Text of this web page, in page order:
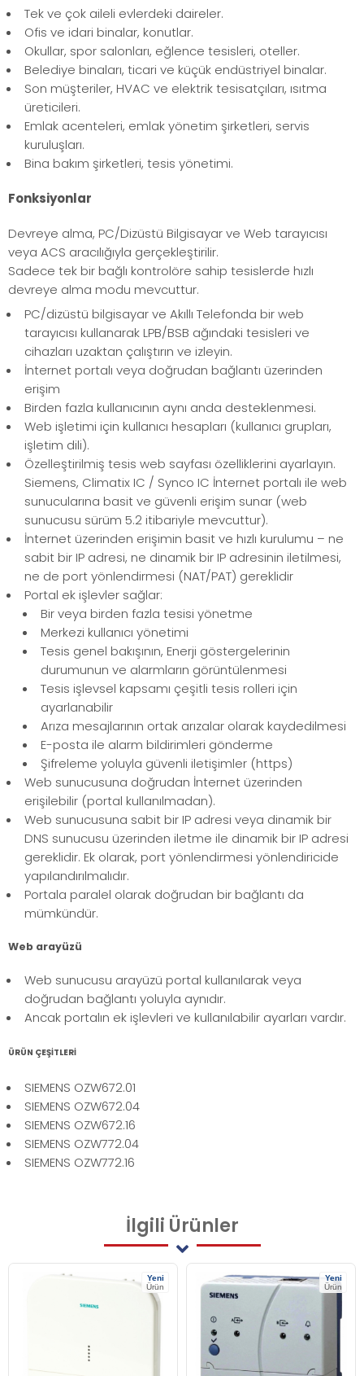
Tek ve çok aileli evlerdeki daireler.
Ofis ve idari binalar, konutlar.
Okullar, spor salonları, eğlence tesisleri, oteller.
Belediye binaları, ticari ve küçük endüstriyel binalar.
Son müşteriler, HVAC ve elektrik tesisatçıları, ısıtma
üreticileri.
Emlak acenteleri, emlak yönetim şirketleri, servis
kuruluşları.
Bina bakım şirketleri, tesis yönetimi.
Fonksiyonlar
Devreye alma, PC/Dizüstü Bilgisayar ve Web tarayıcısı
veya ACS aracılığıyla gerçekleştirilir.
Sadece tek bir bağlı kontrolöre sahip tesislerde hızlı
devreye alma modu mevcuttur.
PC/dizüstü bilgisayar ve Akıllı Telefonda bir web
tarayıcısı kullanarak LPB/BSB ağındaki tesisleri ve
cihazları uzaktan çalıştırın ve izleyin.
İnternet portalı veya doğrudan bağlantı üzerinden
erişim
Birden fazla kullanıcının aynı anda desteklenmesi.
Web işletimi için kullanıcı hesapları (kullanıcı grupları,
işletim dili).
Özelleştirilmiş tesis web sayfası özelliklerini ayarlayın.
Siemens, Climatix IC / Synco IC İnternet portalı ile web
sunucularına basit ve güvenli erişim sunar (web
sunucusu sürüm 5.2 itibariyle mevcuttur).
İnternet üzerinden erişimin basit ve hızlı kurulumu – ne
sabit bir IP adresi, ne dinamik bir IP adresinin iletilmesi,
ne de port yönlendirmesi (NAT/PAT) gereklidir
Portal ek işlevler sağlar:
Bir veya birden fazla tesisi yönetme
Merkezi kullanıcı yönetimi
Tesis genel bakışının, Enerji göstergelerinin
durumunun ve alarmların görüntülenmesi
Tesis işlevsel kapsamı çeşitli tesis rolleri için
ayarlanabilir
Arıza mesajlarının ortak arızalar olarak kaydedilmesi
E-posta ile alarm bildirimleri gönderme
Şifreleme yoluyla güvenli iletişimler (https)
Web sunucusuna doğrudan İnternet üzerinden
erişilebilir (portal kullanılmadan).
Web sunucusuna sabit bir IP adresi veya dinamik bir
DNS sunucusu üzerinden iletme ile dinamik bir IP adresi
gereklidir. Ek olarak, port yönlendirmesi yönlendiricide
yapılandırılmalıdır.
Portala paralel olarak doğrudan bir bağlantı da
mümkündür.
Web arayüzü
Web sunucusu arayüzü portal kullanılarak veya
doğrudan bağlantı yoluyla aynıdır.
Ancak portalın ek işlevleri ve kullanılabilir ayarları vardır.
ÜRÜN ÇEŞİTLERİ
SIEMENS OZW672.01
SIEMENS OZW672.04
SIEMENS OZW672.16
SIEMENS OZW772.04
SIEMENS OZW772.16
İlgili Ürünler
Yeni
Ürün
Yeni
Ürün